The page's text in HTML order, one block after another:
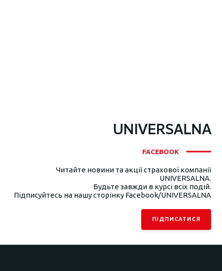
UNIVERSALNA
FACEBOOK
Читайте новини та акції страхової компанії
UNIVERSALNA.
Будьте завжди в курсі всіх подій.
Підписуйтесь на нашу сторінку Facebook/UNIVERSALNA
ПІДПИСАТИСЯ